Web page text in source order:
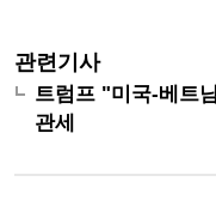
관련기사
트럼프 "미국-베트
관세